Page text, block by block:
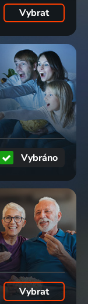
Vybrat
Vybráno
Vybrat